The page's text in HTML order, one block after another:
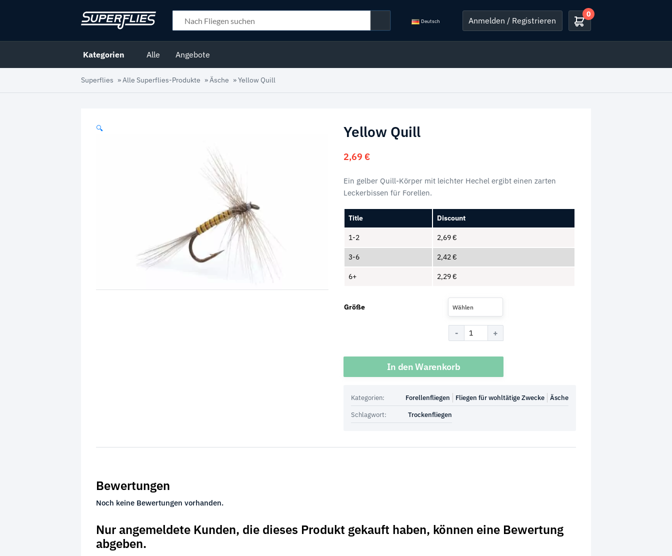
Deutsch Anmelden / Registrieren
0
Kategorien Alle Angebote
Superflies »Alle Superflies-Produkte »Äsche »Yellow Quill
🔍 Yellow Quill
2,69 €
Ein gelber Quill-Körper mit leichter Hechel ergibt einen zarten
Leckerbissen für Forellen.
Title Discount
1-2 2,69€
3-6 2,42€
6+ 2,29€
Größe Wählen
In den Warenkorb
Kategorien: Äsche
Fliegen für wohltätige Zwecke
Forellenfliegen
Schlagwort:
Trockenfliegen
Bewertungen
Noch keine Bewertungen vorhanden.
Nur angemeldete Kunden, die dieses Produkt gekauft haben, können eine Bewertung
abgeben.